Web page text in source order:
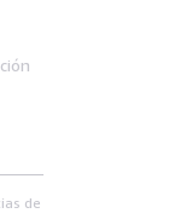
de